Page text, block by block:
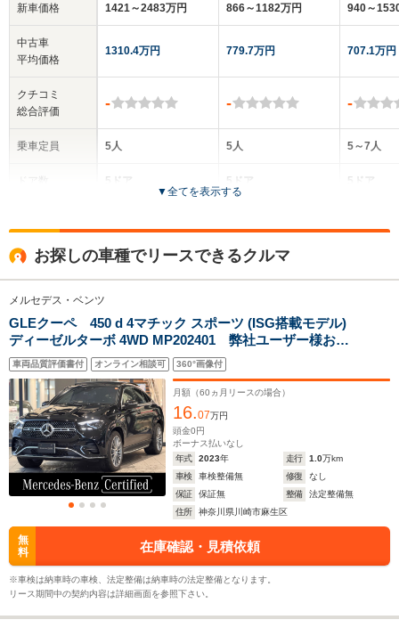
新車価格
中古車
平均価格
クチコミ
総合評価
乗車定員
サイズ
(全長x全幅x全高)
WLTCモード
燃費
1421～2483万円
1310.4万円
-
5人
5ドア
全高
2.02m
全長
4.95m～4.96m
ホイールベース
-m
9.5～9.8km/L
└市街地:6.5～
6.7km/L
└郊外:9.9～10.2km/L
└高速道路:11.3～
866～1182万円
779.7万円
-
5人
5ドア
全高
1.89m～1.92m
全長
4.77m
11.9～18.2km/L
└市街地:9.2～
└郊外:12.1～
└高速道路:13.4～
20.4km/L
940～
707.1万円
-
5～7人
5ドア
全高
11.4km/L
15.9km/L
▼全てを表示する
お探しの車種でリースできるクルマ
メルセデス・ベンツ
GLEクーペ 450 d 4マチック スポーツ (ISG搭載モデル)
ディーゼルターボ 4WD MP202401 弊社ユーザー様お下
取り車 新車保証継承 E-ACTIVEコントロール 本革シ
ート サンルーフ 360度カメラ AMGエクステリア
前席パワーシート シートヒーター ベンチレーター
ドアクロージングサポーター
車両品質評価書付 オンライン相談可 360°画像付
月額（60 ヵ月リースの場合）
16.07万円
頭金0円
ボーナス払いなし
年式
2023年 走行 1.0万km
車検
車検整備無 修復
なし
保証
保証無 整備
法定整備無
住所
神奈川県川崎市麻生区
無
料
在庫確認・見積依頼
※車検は納車時の車検、法定整備は納車時の法定整備となります。
リース期間中の契約内容は詳細画面を参照下さい。